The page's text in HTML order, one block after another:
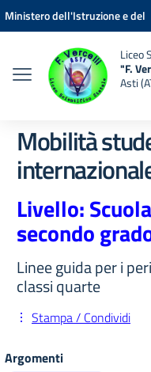
Vai ai contenuti
Vai al menu di navigazione
Vai al footer
Ministero dell'Istruzione e del
Liceo
"F.
Asti
Mobilità
Livello:
secondo
Linee guida per i
classi quarte
Stampa / Condividi
Argomenti